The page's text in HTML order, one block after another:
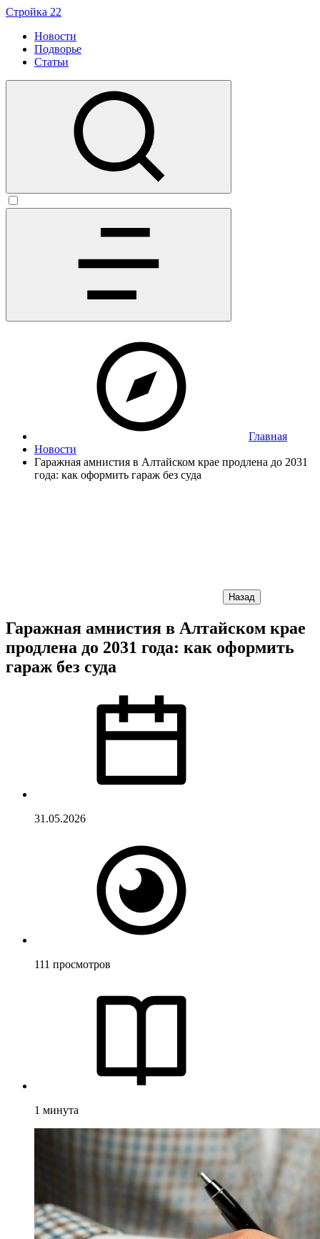
Стройка 22
Новости
Подворье
Статьи
Главная
Новости
Гаражная амнистия в Алтайском крае продлена до 2031
года: как оформить гараж без суда
Назад
Гаражная амнистия в Алтайском крае
продлена до 2031 года: как оформить
гараж без суда
31.05.2026
111 просмотров
1 минута